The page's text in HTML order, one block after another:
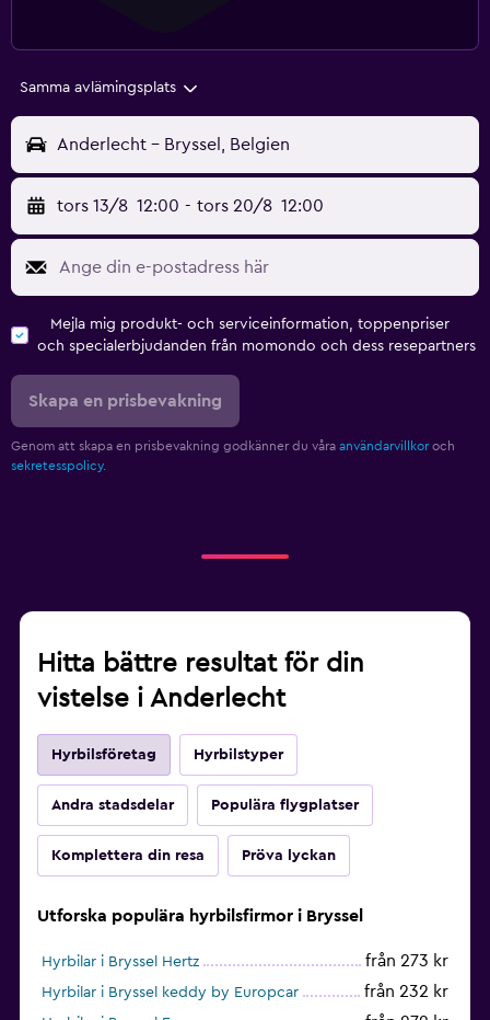
Samma avlämingsplats
Anderlecht - Bryssel, Belgien
tors 13/8 12:00 - tors 20/8 12:00
Mejla mig produkt- och serviceinformation, toppenpriser
och specialerbjudanden från momondo och dess resepartners
Skapa en prisbevakning
Genom att skapa en prisbevakning godkänner du våra användarvillkor och
sekretesspolicy.
Hitta bättre resultat för din
vistelse i Anderlecht
Hyrbilsföretag Hyrbilstyper
Andra stadsdelar Populära flygplatser
Komplettera din resa Pröva lyckan
Utforska populära hyrbilsfirmor i Bryssel
Hyrbilar i Bryssel Hertz från 273 kr
Hyrbilar i Bryssel keddy by Europcar från 232 kr